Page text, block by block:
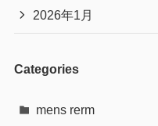
2026年1月
Categories
mens rerm